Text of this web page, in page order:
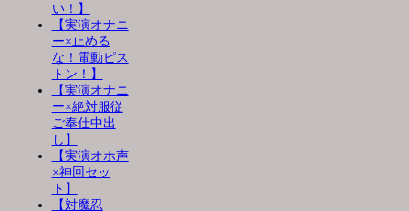
い！】
【実演オナニ
ー×止める
な！電動ピス
トン！】
【実演オナニ
ー×絶対服従
ご奉仕中出
し】
【実演オホ声
×神回セッ
ト】
【対魔忍